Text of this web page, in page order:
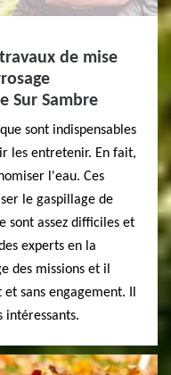
de mise
Sur Sambre
sont indispensables
les entretenir. En fait,
l'eau. Ces
le gaspillage de
sont assez difficiles et
experts en la
des missions et il
sans engagement. Il
intéressants.